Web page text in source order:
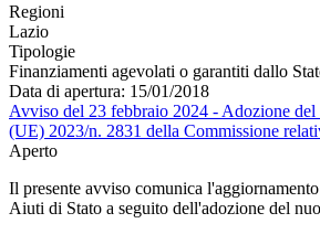
Regioni
Lazio
Tipologie
Finanziamenti agevolati o garantiti dallo
Data di apertura: 15/01/2018
Avviso del 23 febbraio 2024 - Adozione
(UE) 2023/n. 2831 della Commissione
Aperto
Il presente avviso comunica
Aiuti di Stato a seguito dell'adozione del